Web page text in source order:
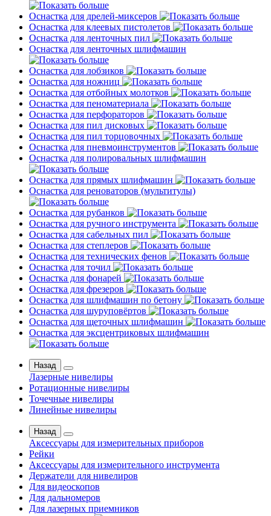
Оснастка для дрелей-миксеров
Оснастка для клеевых пистолетов
Оснастка для ленточных пил
Оснастка для ленточных шлифмашин
Оснастка для лобзиков
Оснастка для ножниц
Оснастка для отбойных молотков
Оснастка для пеноматериала
Оснастка для перфораторов
Оснастка для пил дисковых
Оснастка для пил торцовочных
Оснастка для пневмоинструментов
Оснастка для полировальных шлифмашин
Оснастка для прямых шлифмашин
Оснастка для реноваторов (мультитулы)
Оснастка для рубанков
Оснастка для ручного инструмента
Оснастка для сабельных пил
Оснастка для степлеров
Оснастка для технических фенов
Оснастка для точил
Оснастка для фонарей
Оснастка для фрезеров
Оснастка для шлифмашин по бетону
Оснастка для шуруповёртов
Оснастка для щеточных шлифмашин
Оснастка для эксцентриковых шлифмашин
Назад
Лазерные нивелиры
Ротационные нивелиры
Точечные нивелиры
Линейные нивелиры
Назад
Аксессуары для измерительных приборов
Рейки
Аксессуары для измерительного инструмента
Держатели для нивелиров
Для видеоскопов
Для дальномеров
Для лазерных приемников